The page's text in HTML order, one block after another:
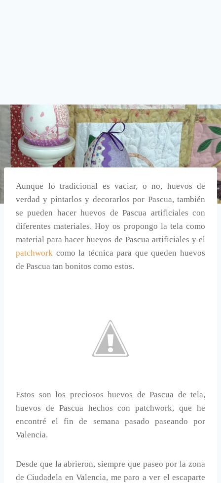
Aunque lo tradicional es vaciar, o no, huevos de
verdad y pintarlos y decorarlos por Pascua, también
se pueden hacer huevos de Pascua artificiales con
diferentes materiales. Hoy os propongo la tela como
material para hacer huevos de Pascua artificiales y el
patchwork como la técnica para que queden huevos
de Pascua tan bonitos como estos.
Estos son los preciosos huevos de Pascua de tela,
huevos de Pascua hechos con patchwork, que he
encontré el fin de semana pasado paseando por
Valencia.
Desde que la abrieron, siempre que paseo por la zona
de Ciudadela en Valencia, me paro a ver el escaparte